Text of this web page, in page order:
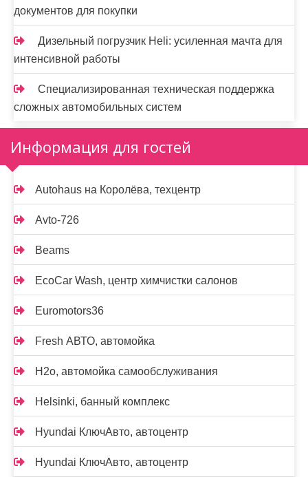
документов для покупки
Дизельный погрузчик Heli: усиленная мачта для
интенсивной работы
Специализированная техническая поддержка
сложных автомобильных систем
Информация для гостей
Autohaus на Королёва, техцентр
Avto-726
Beams
EcoCar Wash, центр химчистки салонов
Euromotors36
Fresh АВТО, автомойка
H2o, автомойка самообслуживания
Helsinki, банный комплекс
Hyundai КлючАвто, автоцентр
Hyundai КлючАвто, автоцентр